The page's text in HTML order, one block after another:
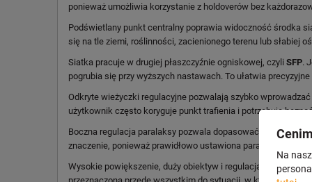
ponieważ umożliwia korzystanie z holdoverów bez
Podświetlany punkt centralny poprawia widoczność środka
się na tle ziemi, roślinności, zacienionego terenu lub słabiej
Siatka pracuje w drugiej płaszczyźnie ogniskowej, czyli SFP.
pogrubia się przy wyższych nastawach. To ułatwia
Odkryte wieżyczki regulacyjne pozwalają szybko
użytkownik często koryguje punkt trafienia i potrzebuje
Boczna regulacja paralaksy pozwala dopasować ostrość
znaczenie, ponieważ prawidłowo ustawiona paralaksa
Wysokie powiększenie, duży obiektyw i regulacja paralaksy
Na